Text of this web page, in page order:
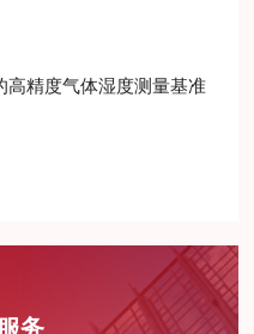
高精度气体湿度测量基准
务